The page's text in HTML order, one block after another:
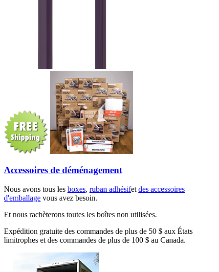
Accessoires de déménagement
Nous avons tous les boxes, ruban adhésifet des accessoires
d'emballage vous avez besoin.
Et nous rachèterons toutes les boîtes non utilisées.
Expédition gratuite des commandes de plus de 50 $ aux États
limitrophes et des commandes de plus de 100 $ au Canada.